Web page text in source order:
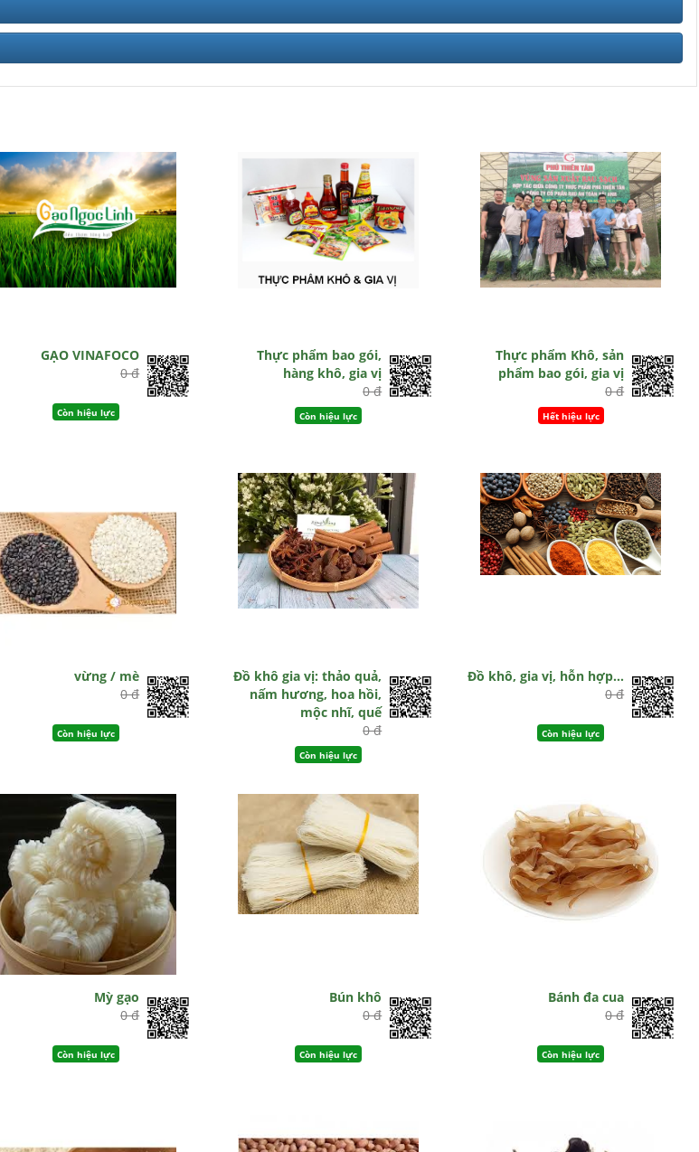
GẠO VINAFOCO
0 đ
Còn hiệu lực
Thực phẩm bao gói,
hàng khô, gia vị
0 đ
Còn hiệu lực
Thực phẩm Khô, sản
phẩm bao gói, gia vị
0 đ
Hết hiệu lực
vừng / mè
0 đ
Còn hiệu lực
Đồ khô gia vị: thảo quả,
nấm hương, hoa hồi,
mộc nhĩ, quế
0 đ
Còn hiệu lực
Đồ khô, gia vị, hỗn hợp…
0 đ
Còn hiệu lực
Mỳ gạo
0 đ
Còn hiệu lực
Bún khô
0 đ
Còn hiệu lực
Bánh đa cua
0 đ
Còn hiệu lực